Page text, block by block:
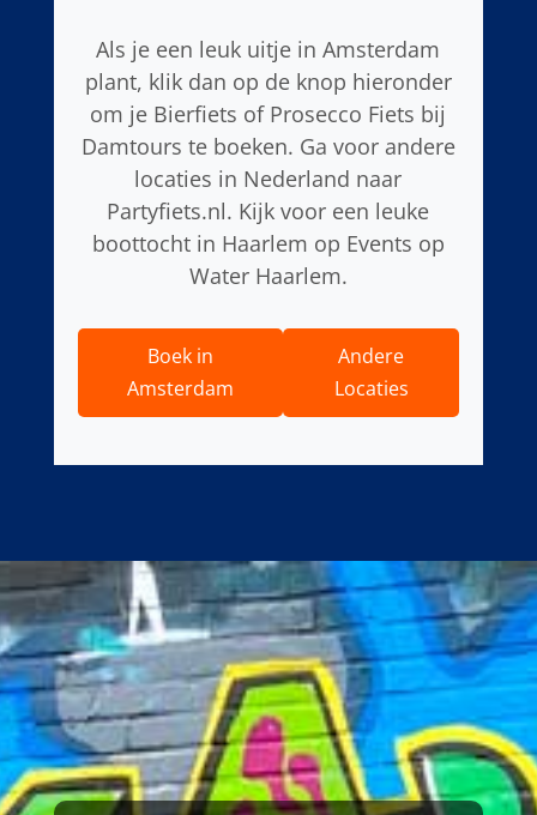
Als je een leuk uitje in Amsterdam
plant, klik dan op de knop hieronder
om je Bierfiets of Prosecco Fiets bij
Damtours te boeken. Ga voor andere
locaties in Nederland naar
Partyfiets.nl. Kijk voor een leuke
boottocht in Haarlem op Events op
Water Haarlem.
Boek in
Amsterdam
Andere
Locaties